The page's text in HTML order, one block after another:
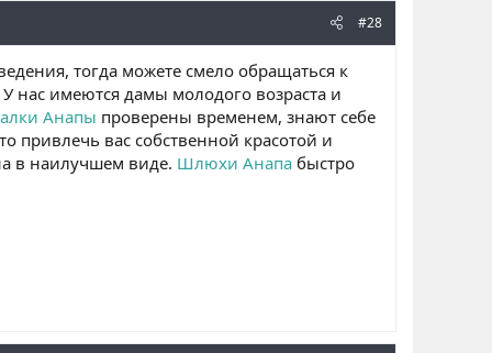
#28
тогда можете смело обращаться к
нас имеются дамы молодого возраста и
Анапы проверены временем, знают себе
привлечь вас собственной красотой и
в наилучшем виде. Шлюхи Анапа быстро